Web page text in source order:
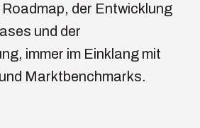
der Entwicklung
und der
immer im Einklang mit
Marktbenchmarks.